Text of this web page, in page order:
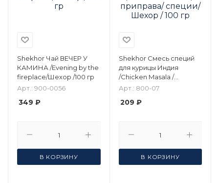
Shekhor Чай ВЕЧЕР У
КАМИНА /Evening by the
fireplace/Шехор /100 гр
Арт.: 900-0056
349 ₽
В КОРЗИНУ
Shekhor Смесь специй
для курицы Индия
/Chicken Masala /
приправа/ специи/
Арт.: 800-07
209 ₽
В КОРЗИНУ